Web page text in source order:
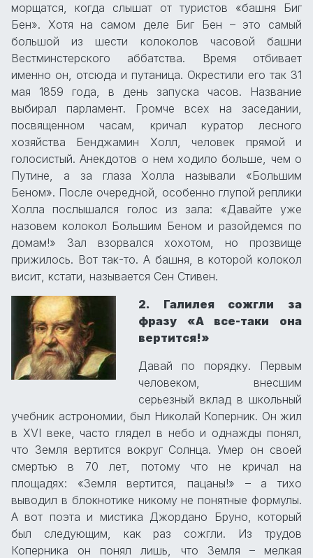
морщатся, когда слышат от туристов «башня Биг
Бен». Хотя на самом деле Биг Бен – это самый
большой из шести колоколов часовой башни
Вестминстерского аббатства. Время отбивает
именно он, отсюда и путаница. Окрестили его так 31
мая 1859 года, в день запуска часов. Название
выбирал парламент. Громче всех на заседании,
посвященном часам, кричал куратор лесного
хозяйства Бенджамин Холл, человек прямой и
голосистый. Анекдотов о нем ходило больше, чем о
Путине, а за глаза Холла называли «Большим
Беном». После очередной, особенно глупой реплики
Холла послышался голос из зала: «Давайте уже
назовем колокол Большим Беном и разойдемся по
домам!» Зал взорвался хохотом, но прозвище
прижилось. Вот так-то. А башня, в которой колокол
висит, кстати, называется Сен Стивен.
2. Галилея сожгли за
фразу «А все-таки она
вертится!»
Давай по порядку. Первым
человеком, внесшим
серьезный вклад в школьный
учебник астрономии, был Николай Коперник. Он жил
в XVI веке, часто глядел в небо и однажды понял,
что Земля вертится вокруг Солнца. Умер он своей
смертью в 70 лет, потому что не кричал на
площадях: «Земля вертится, пацаны!» – а тихо
выводил в блокнотике никому не понятные формулы.
А вот поэта и мистика Джордано Бруно, который
был следующим, как раз сожгли. Из трудов
Коперника он понял лишь, что Земля – мелкая